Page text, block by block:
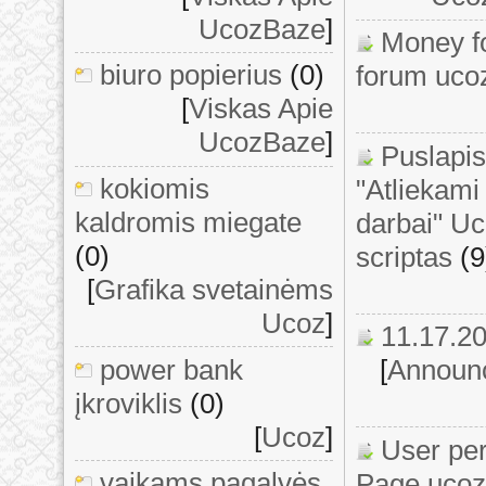
UcozBaze]
biuro popierius (0)
[Viskas Apie
UcozBaze]
kokiomis
kaldromis miegate
(0)
[Grafika svetainėms
Ucoz]
power bank
įkroviklis (0)
[Ucoz]
Money
forum
Puslapis
darbai"
scriptas
[
User